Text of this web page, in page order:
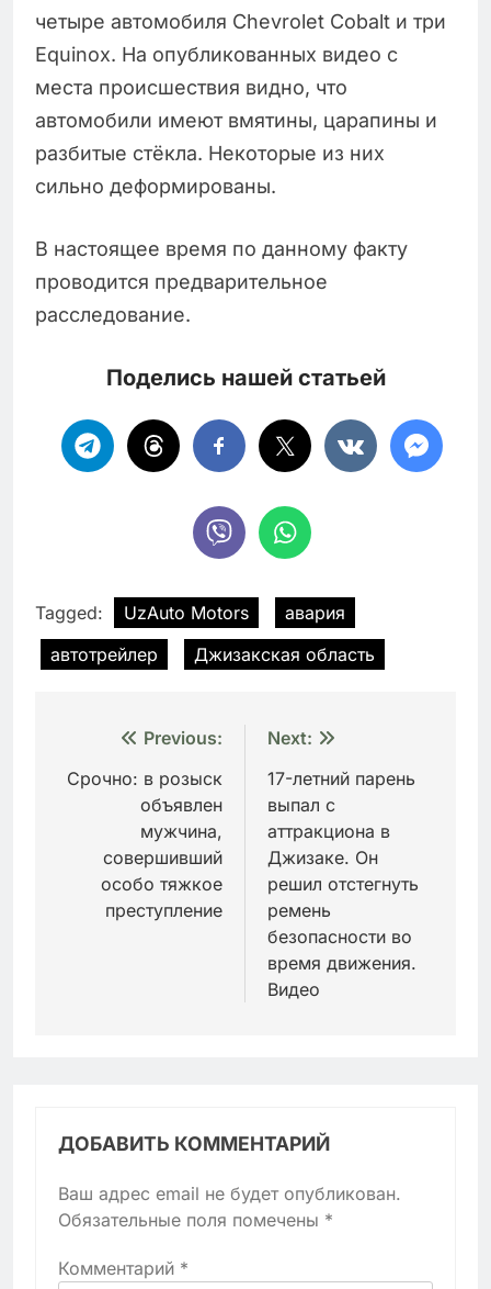
четыре автомобиля Chevrolet Cobalt и три
Equinox. На опубликованных видео с
места происшествия видно, что
автомобили имеют вмятины, царапины и
разбитые стёкла. Некоторые из них
сильно деформированы.
В настоящее время по данному факту
проводится предварительное
расследование.
Поделись нашей статьей
Tagged: UzAuto Motors
авария
автотрейлер
Джизакская область
Навигация
по
записям
Previous:
Срочно: в розыск
объявлен
мужчина,
совершивший
особо тяжкое
преступление
Next:
17-летний парень
выпал с
аттракциона в
Джизаке. Он
решил отстегнуть
ремень
безопасности во
время движения.
Видео
ДОБАВИТЬ КОММЕНТАРИЙ
Ваш адрес email не будет опубликован.
Обязательные поля помечены *
Комментарий *